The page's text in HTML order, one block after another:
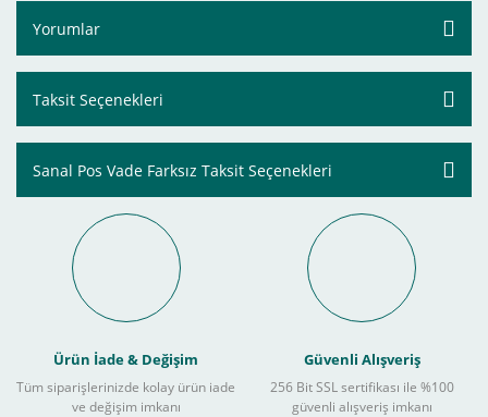
Yorumlar
Taksit Seçenekleri
Sanal Pos Vade Farksız Taksit Seçenekleri
Ürün İade & Değişim
Tüm siparişlerinizde kolay ürün iade
ve değişim imkanı
Güvenli Alışveriş
256 Bit SSL sertifikası ile %100
güvenli alışveriş imkanı